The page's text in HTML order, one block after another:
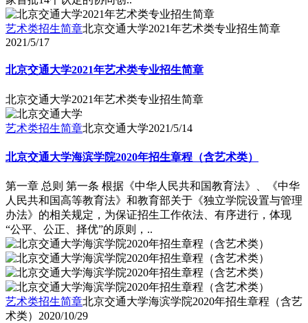
艺术类招生简章北京交通大学2021年艺术类专业招生简章
2021/5/17
北京交通大学2021年艺术类专业招生简章
北京交通大学2021年艺术类专业招生简章
艺术类招生简章北京交通大学2021/5/14
北京交通大学海滨学院2020年招生章程（含艺术类）
第一章 总则 第一条 根据《中华人民共和国教育法》、《中华
人民共和国高等教育法》和教育部关于《独立学院设置与管理
办法》的相关规定，为保证招生工作依法、有序进行，体现
“公平、公正、择优”的原则，..
艺术类招生简章北京交通大学海滨学院2020年招生章程（含艺
术类） 2020/10/29